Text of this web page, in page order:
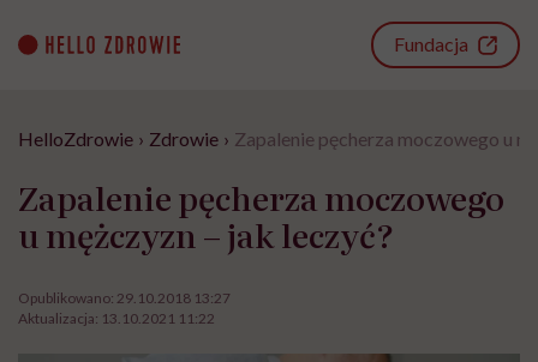
content
Fundacja
HelloZdrowie › Zdrowie › Zapalenie pęcherza moczowego u
Zapalenie pęcherza moczowego
u mężczyzn – jak leczyć?
Opublikowano: 29.10.2018 13:27
Aktualizacja: 13.10.2021 11:22